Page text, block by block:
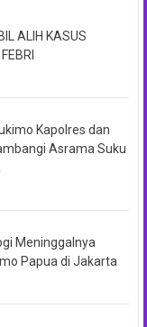
ALIH KASUS
Kapolres dan
Asrama Suku
Meninggalnya
Papua di Jakarta